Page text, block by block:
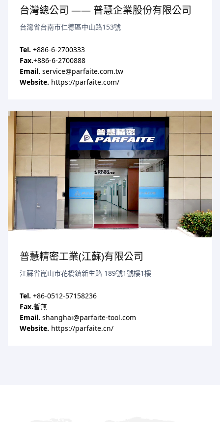
台灣總公司 —— 普慧企業股份有限公司
台灣省台南市仁德區中山路153號
Tel. +886-6-2700333
Fax.+886-6-2700888
Email. service@parfaite.com.tw
Website. https://parfaite.com/
普慧精密工業(江蘇)有限公司
江蘇省崑山市花橋鎮新生路 189號1號樓1樓
Tel. +86-0512-57158236
Fax.暫無
Email. shanghai@parfaite-tool.com
Website. https://parfaite.cn/